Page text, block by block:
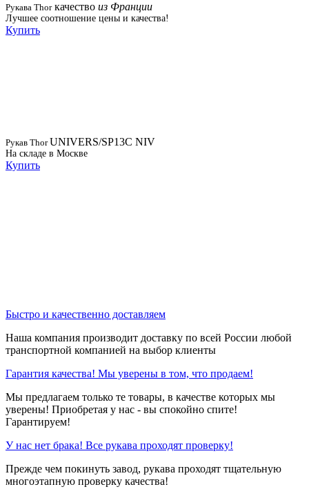
Рукава Thorкачество из Франции
Лучшее соотношение цены и качества!
Купить
Рукав ThorUNIVERS/SP13C NIV
На складе в Москве
Купить
Быстро и качественно доставляем
Наша компания производит доставку по всей России любой
транспортной компанией на выбор клиенты
Гарантия качества! Мы уверены в том, что продаем!
Мы предлагаем только те товары, в качестве которых мы
уверены! Приобретая у нас - вы спокойно спите!
Гарантируем!
У нас нет брака! Все рукава проходят проверку!
Прежде чем покинуть завод, рукава проходят тщательную
многоэтапную проверку качества!